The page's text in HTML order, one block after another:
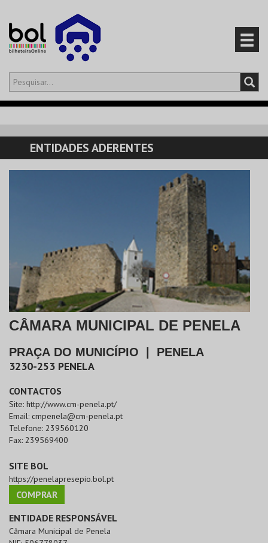
Olá,iniciar sessão
CARRINHO
EVENTOS
ENTIDADES ADERENTES
CÂMARA MUNICIPAL DE PENELA
PRAÇA DO MUNICÍPIO PENELA
3230-253 PENELA
CONTACTOS
Site: http://www.cm-penela.pt/
Email: cmpenela@cm-penela.pt
Telefone: 239560120
Fax: 239569400
SITE BOL
https://penelapresepio.bol.pt
COMPRAR
ENTIDADE RESPONSÁVEL
Câmara Municipal de Penela